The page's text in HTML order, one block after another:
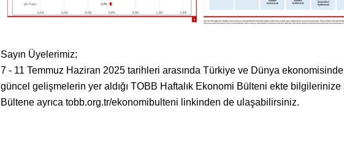
Sayın Üyelerimiz;
7 - 11 Temmuz Haziran 2025 tarihleri arasında Türkiye ve Dünya
güncel gelişmelerin yer aldığı TOBB Haftalık Ekonomi Bülteni ekte bilgilerinize
Bültene ayrıca tobb.org.tr/ekonomibulteni linkinden de ulaşabilirsiniz.